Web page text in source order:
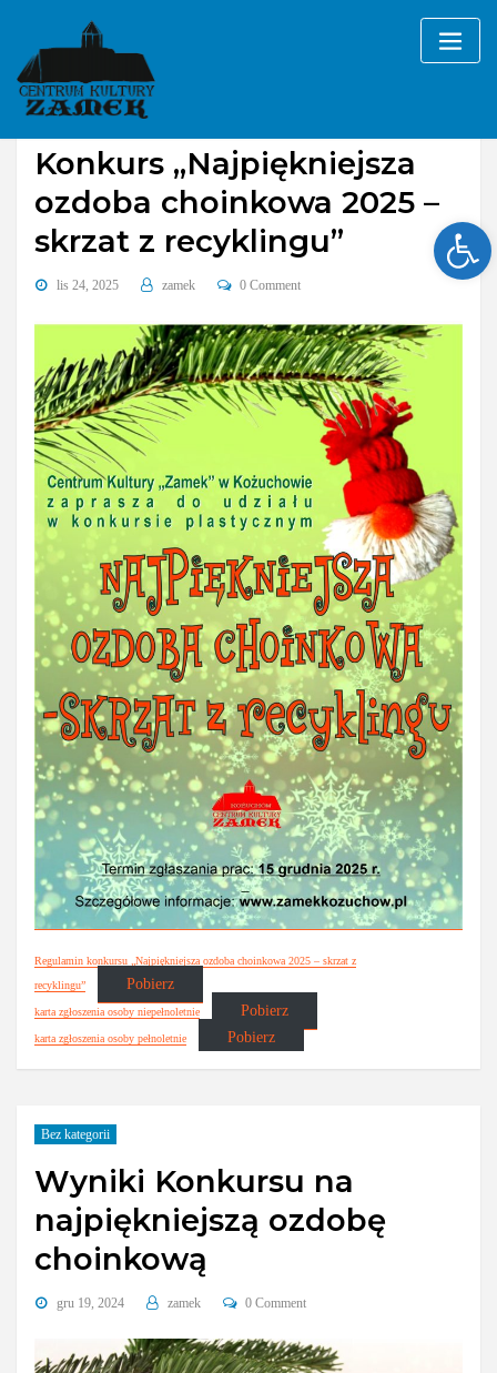
content
Bez kategorii
Konkurs „Najpiękniejsza
ozdoba choinkowa 2025 –
skrzat z recyklingu”
lis 24, 2025 zamek 0 Comment
Regulamin konkursu „Najpiękniejsza ozdoba choinkowa 2025 – skrzat z
recyklingu”
Pobierz
karta zgłoszenia osoby niepełnoletnie Pobierz
karta zgłoszenia osoby pełnoletnie Pobierz
Bez kategorii
Wyniki Konkursu na
najpiękniejszą ozdobę
choinkową
gru 19, 2024 zamek 0 Comment